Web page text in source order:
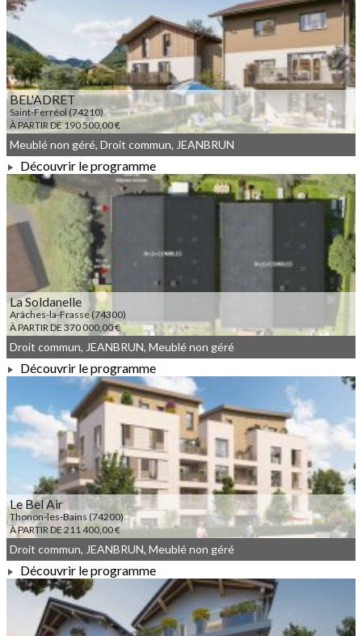
À PARTIR DE 185 000,00 €
BEL'ADRET
Saint-Ferréol (74210)
À PARTIR DE 190 500,00 €
À PARTIR DE 190 500,00 €
Meublé non géré, Droit commun, JEANBRUN
Découvrir le programme
La Soldanelle
Arâches-la-Frasse (74300)
À PARTIR DE 370 000,00 €
À PARTIR DE 370 000,00 €
Droit commun, JEANBRUN, Meublé non géré
Découvrir le programme
Le Bel Air
Thonon-les-Bains (74200)
À PARTIR DE 211 400,00 €
À PARTIR DE 211 400,00 €
Droit commun, JEANBRUN, Meublé non géré
Découvrir le programme